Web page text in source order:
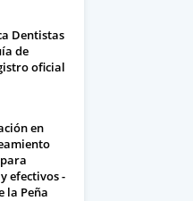
Dentistas
de
oficial
en
efectivos -
la Peña